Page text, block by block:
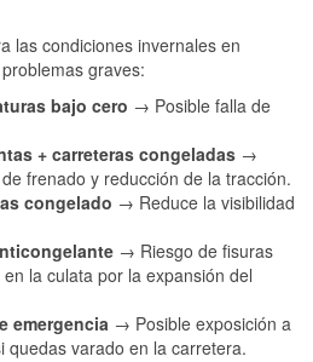
las condiciones invernales en
graves:
bajo cero → Posible falla de
+ carreteras congeladas →
frenado y reducción de la tracción.
congelado → Reduce la visibilidad
→ Riesgo de fisuras
la culata por la expansión del
emergencia → Posible exposición a
quedas varado en la carretera.